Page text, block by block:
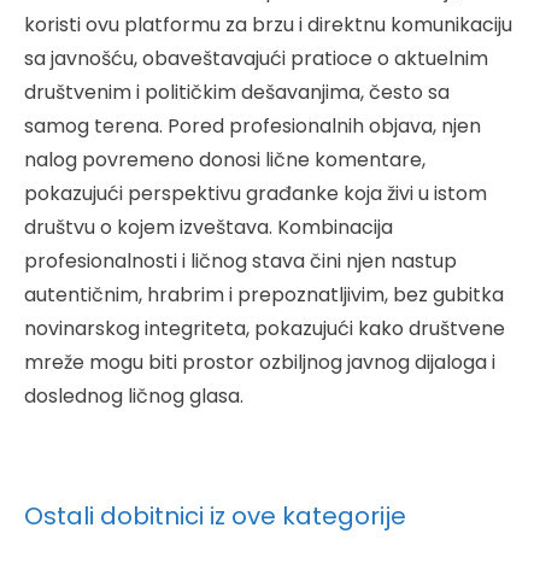
koristi ovu platformu za brzu i direktnu komunikaciju
sa javnošću, obaveštavajući pratioce o aktuelnim
društvenim i političkim dešavanjima, često sa
samog terena. Pored profesionalnih objava, njen
nalog povremeno donosi lične komentare,
pokazujući perspektivu građanke koja živi u istom
društvu o kojem izveštava. Kombinacija
profesionalnosti i ličnog stava čini njen nastup
autentičnim, hrabrim i prepoznatljivim, bez gubitka
novinarskog integriteta, pokazujući kako društvene
mreže mogu biti prostor ozbiljnog javnog dijaloga i
doslednog ličnog glasa.
Ostali dobitnici iz ove kategorije